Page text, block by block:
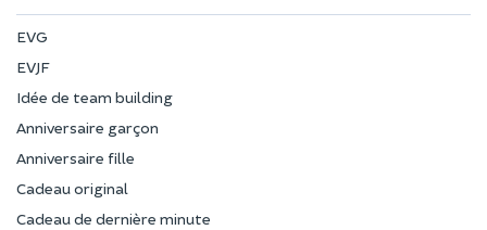
EVG
EVJF
Idée de team building
Anniversaire garçon
Anniversaire fille
Cadeau original
Cadeau de dernière minute